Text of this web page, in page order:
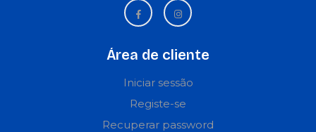
Área de cliente
Iniciar sessão
Registe-se
Recuperar password